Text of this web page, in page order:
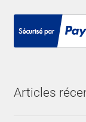
Articles